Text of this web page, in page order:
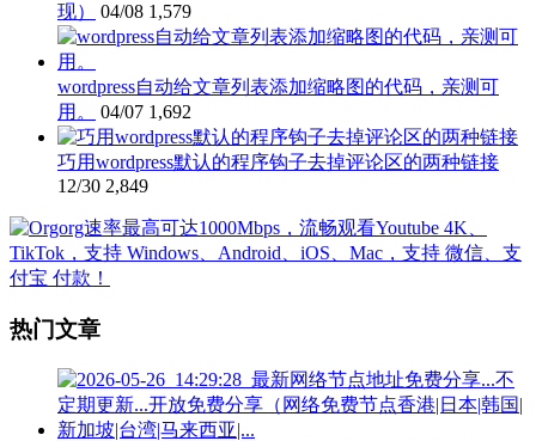
现）
04/08 1,579
wordpress自动给文章列表添加缩略图的代码，亲测可
用。
04/07 1,692
巧用wordpress默认的程序钩子去掉评论区的两种链接
12/30 2,849
热门文章